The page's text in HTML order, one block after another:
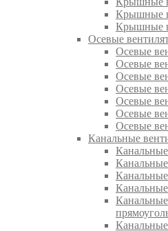
Крышные
Крышные
Осевые
Осевые
Осевые
Осевые
Осевые
Осевые
Осевые
Осевые
Канальные